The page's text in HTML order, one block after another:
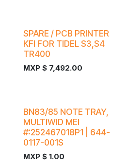
¡Nuevo!
SPARE / PCB PRINTER
KFI FOR TIDEL S3,S4
TR400
MXP $ 7,492.00
BN83/85 NOTE TRAY,
MULTIWID MEI
#:252467018P1 | 644-
0117-001S
MXP $ 1.00